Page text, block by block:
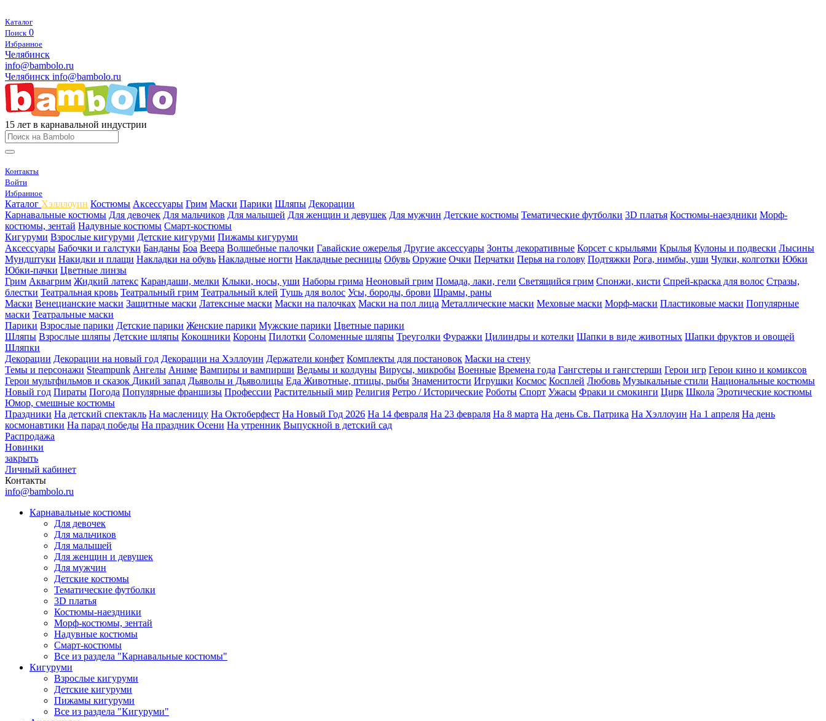
Каталог
Поиск 0
Избранное
Челябинск
info@bambolo.ru
Челябинск info@bambolo.ru
15 лет в карнавальной индустрии
Контакты
Войти
Избранное
Каталог Хэлллоуин Костюмы Аксессуары Грим Маски Парики Шляпы Декорации
Карнавальные костюмы Для девочек Для мальчиков Для малышей Для женщин и девушек Для мужчин Детские костюмы Тематические футболки 3D платья Костюмы-наездники Морф-
костюмы, зентай Надувные костюмы Смарт-костюмы
Кигуруми Взрослые кигуруми Детские кигуруми Пижамы кигуруми
Аксессуары Бабочки и галстуки Банданы Боа Веера Волшебные палочки Гавайские ожерелья Другие аксессуары Зонты декоративные Корсет с крыльями Крылья Кулоны и подвески Лысины
Мундштуки Накидки и плащи Накладки на обувь Накладные ногти Накладные ресницы Обувь Оружие Очки Перчатки Перья на голову Подтяжки Рога, нимбы, уши Чулки, колготки Юбки
Юбки-пачки Цветные линзы
Грим Аквагрим Жидкий латекс Карандаши, мелки Клыки, носы, уши Наборы грима Неоновый грим Помада, лаки, гели Светящийся грим Спонжи, кисти Спрей-краска для волос Стразы,
блестки Театральная кровь Театральный грим Театральный клей Тушь для волос Усы, бороды, брови Шрамы, раны
Маски Венецианские маски Защитные маски Латексные маски Маски на палочках Маски на пол лица Металлические маски Меховые маски Морф-маски Пластиковые маски Популярные
маски Театральные маски
Парики Взрослые парики Детские парики Женские парики Мужские парики Цветные парики
Шляпы Взрослые шляпы Детские шляпы Кокошники Короны Пилотки Соломенные шляпы Треуголки Фуражки Цилиндры и котелки Шапки в виде животных Шапки фруктов и овощей
Шляпки
Декорации Декорации на новый год Декорации на Хэллоуин Держатели конфет Комплекты для постановок Маски на стену
Темы и персонажи Steampunk Ангелы Аниме Вампиры и вампирши Ведьмы и колдуны Вирусы, микробы Военные Времена года Гангстеры и гангстерши Герои игр Герои кино и комиксов
Герои мультфильмов и сказок Дикий запад Дьяволы и Дьяволицы Еда Животные, птицы, рыбы Знаменитости Игрушки Космос Косплей Любовь Музыкальные стили Национальные костюмы
Новый год Пираты Погода Популярные франшизы Профессии Растительный мир Религия Ретро / Исторические Роботы Спорт Ужасы Фраки и смокинги Цирк Школа Эротические костюмы
Юмор, смешные костюмы
Праздники На детский спектакль На масленицу На Октоберфест На Новый Год 2026 На 14 февраля На 23 февраля На 8 марта На день Св. Патрика На Хэллоуин На 1 апреля На день
космонавтики На парад победы На праздник Осени На утренник Выпускной в детский сад
Распродажа
Новинки
закрыть
Личный кабинет
Контакты
info@bambolo.ru
Карнавальные костюмы
Для девочек
Для мальчиков
Для малышей
Для женщин и девушек
Для мужчин
Детские костюмы
Тематические футболки
3D платья
Костюмы-наездники
Морф-костюмы, зентай
Надувные костюмы
Смарт-костюмы
Все из раздела "Карнавальные костюмы"
Кигуруми
Взрослые кигуруми
Детские кигуруми
Пижамы кигуруми
Все из раздела "Кигуруми"